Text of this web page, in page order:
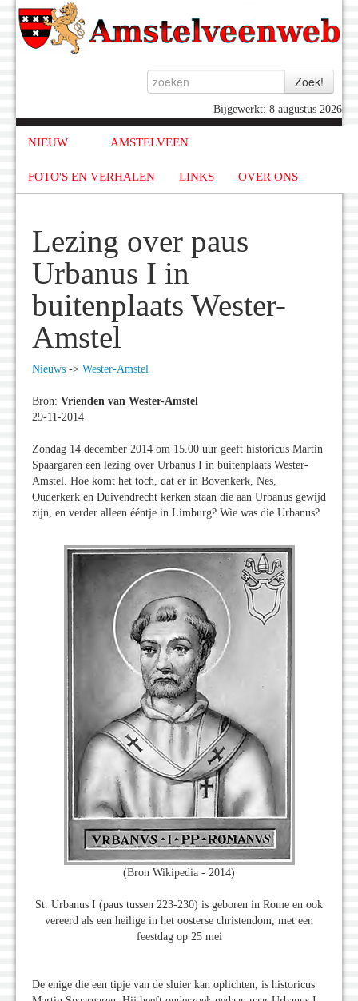
Bijgewerkt: 8 augustus 2026
NIEUW AMSTELVEEN
FOTO'S EN VERHALEN LINKS OVER ONS
Lezing over paus
Urbanus I in
buitenplaats Wester-
Amstel
Nieuws -> Wester-Amstel
Bron: Vrienden van Wester-Amstel
29-11-2014
Zondag 14 december 2014 om 15.00 uur geeft historicus Martin
Spaargaren een lezing over Urbanus I in buitenplaats Wester-
Amstel. Hoe komt het toch, dat er in Bovenkerk, Nes,
Ouderkerk en Duivendrecht kerken staan die aan Urbanus gewijd
zijn, en verder alleen ééntje in Limburg? Wie was die Urbanus?
(Bron Wikipedia - 2014)
St. Urbanus I (paus tussen 223-230) is geboren in Rome en ook
vereerd als een heilige in het oosterse christendom, met een
feestdag op 25 mei
De enige die een tipje van de sluier kan oplichten, is historicus